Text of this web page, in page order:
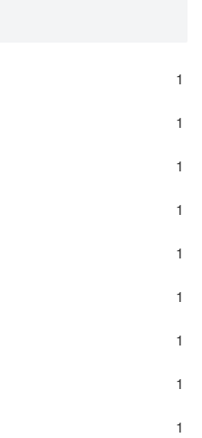
1
1
1
1
1
1
1
1
1